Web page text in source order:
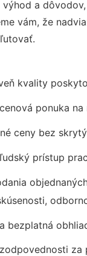
výhod a
vám, že
kvality
ponuka na
ceny bez
prístup
bezplatná
za